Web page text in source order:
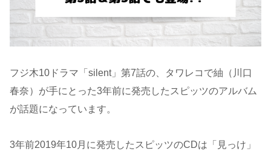
フジ木10ドラマ「silent」第7話の、タワレコで紬（川口
春奈）が手にとった3年前に発売したスピッツのアルバム
が話題になっています。
3年前2019年10月に発売したスピッツのCDは「見っけ」